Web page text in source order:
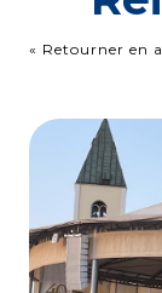
« Retourner en